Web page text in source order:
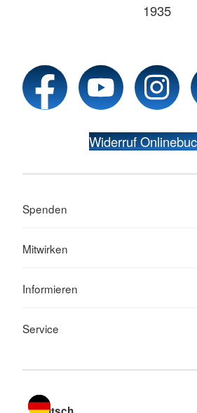
1935
Widerruf
Spenden
Mitwirken
Informieren
Service
Sprache wechseln zu